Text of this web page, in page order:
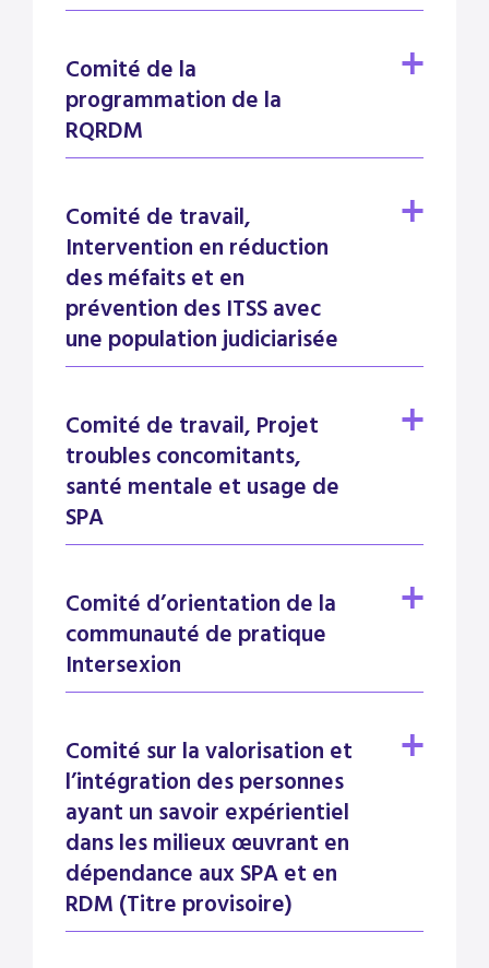
Comité de la
programmation de la
RQRDM
Comité de travail,
Intervention en réduction
des méfaits et en
prévention des ITSS avec
une population judiciarisée
Comité de travail, Projet
troubles concomitants,
santé mentale et usage de
SPA
Comité d’orientation de la
communauté de pratique
Intersexion
Comité sur la valorisation et
l’intégration des personnes
ayant un savoir expérientiel
dans les milieux œuvrant en
dépendance aux SPA et en
RDM (Titre provisoire)